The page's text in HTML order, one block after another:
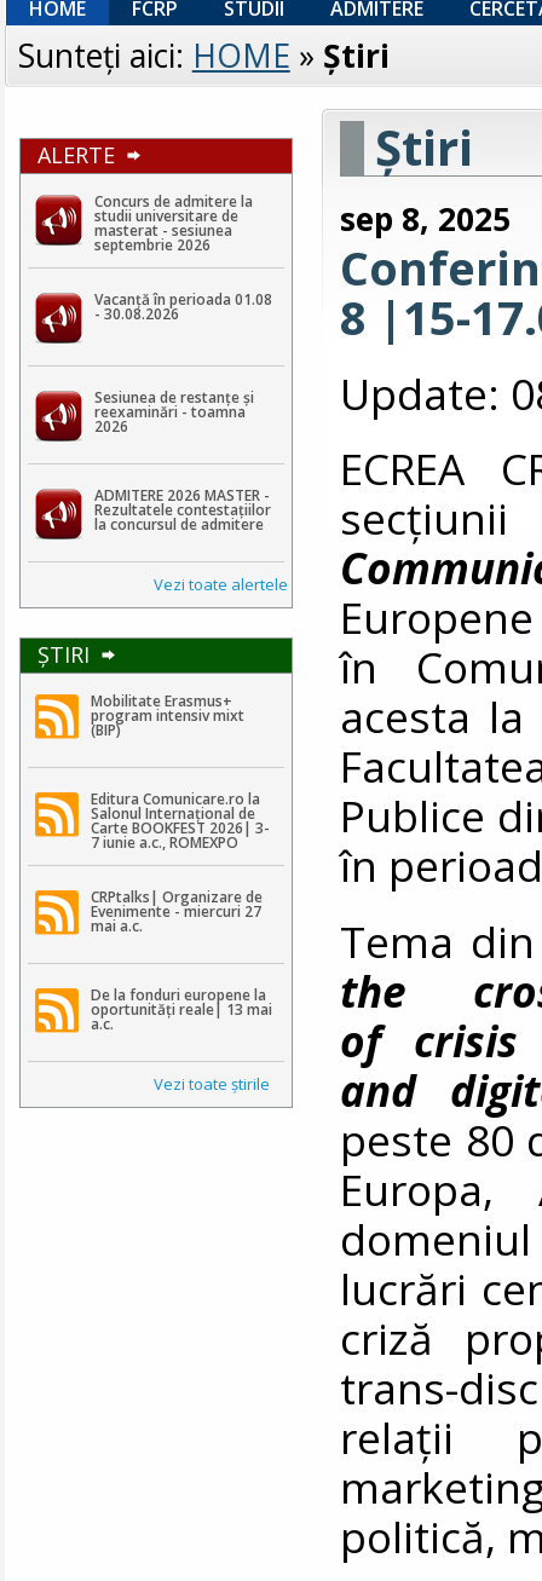
HOME FCRP STUDII ADMITERE
Sunteţi aici: HOME » Ştiri
ALERTE
Concurs de admitere la
studii universitare de
masterat - sesiunea
septembrie 2026
Vacanță în perioada 01.08
- 30.08.2026
Sesiunea de restanțe și
reexaminări - toamna
2026
ADMITERE 2026 MASTER -
Rezultatele contestaţiilor
la concursul de admitere
Vezi toate alertele
ŞTIRI
Mobilitate Erasmus+
program intensiv mixt
(BIP)
Editura Comunicare.ro la
Salonul Internațional de
Carte BOOKFEST 2026| 3-
7 iunie a.c., ROMEXPO
CRPtalks| Organizare de
Evenimente - miercuri 27
mai a.c.
De la fonduri europene la
oportunități reale| 13 mai
a.c.
Vezi toate ştirile
Ştiri
sep 8, 2025
8 |15-
Update:
ECREA
în
acesta
Publice
în
Tema
the
of crisis
and
peste 80
lucrări
criză
trans-
relații
politică,